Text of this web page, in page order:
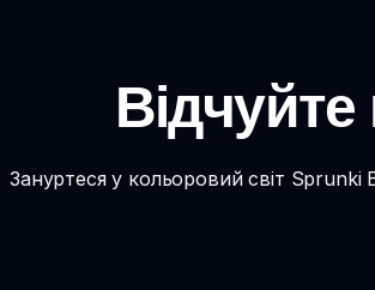
Зануртеся у кольоровий світ Sprunki